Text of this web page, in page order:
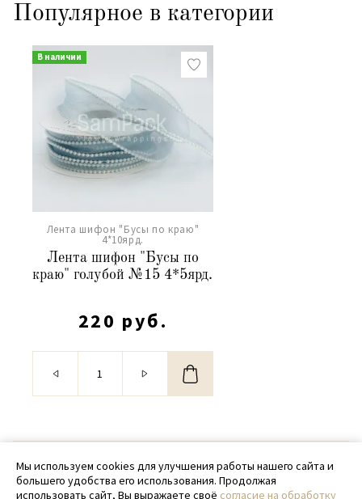
Популярное в категории
В наличии
Лента шифон "Бусы по краю"
4*10ярд.
Лента шифон "Бусы по
краю" голубой №15 4*5ярд.
220 руб.
© 2020 - 2026 SamPack
+ 7 (918) 699-97-87
Мы используем cookies для улучшения работы нашего сайта и
большего удобства его использования. Продолжая
использовать сайт, Вы выражаете своё согласие на обработку